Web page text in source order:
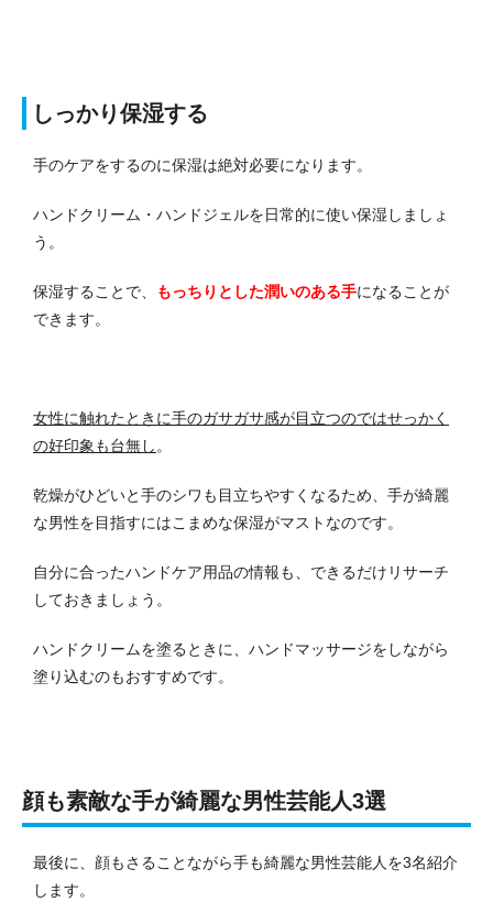
しっかり保湿する
手のケアをするのに保湿は絶対必要になります。
ハンドクリーム・ハンドジェルを日常的に使い保湿しましょ
う。
保湿することで、 もっちりとした潤いのある手になることが
できます。
女性に触れたときに手のガサガサ感が目立つのではせっかく
の好印象も台無し。
乾燥がひどいと手のシワも目立ちやすくなるため、手が綺麗
な男性を目指すにはこまめな保湿がマストなのです。
自分に合ったハンドケア用品の情報も、できるだけリサーチ
しておきましょう。
ハンドクリームを塗るときに、ハンドマッサージをしながら
塗り込むのもおすすめです。
顔も素敵な手が綺麗な男性芸能人3選
最後に、顔もさることながら手も綺麗な男性芸能人を3名紹介
します。